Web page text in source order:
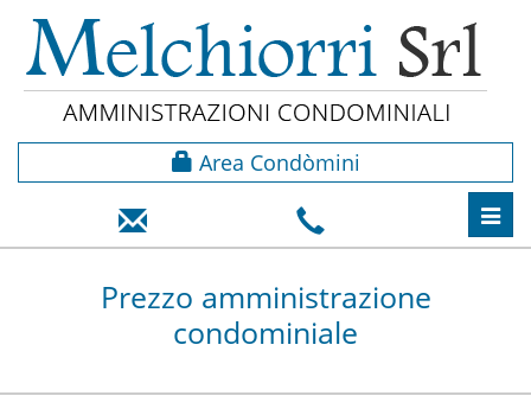
Area Condòmini
Prezzo amministrazione
condominiale